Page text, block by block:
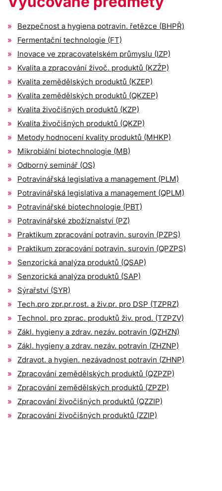
Bezpečnost a hygiena potravin. řetězce (BHPŘ)
Fermentační technologie (FT)
Inovace ve zpracovatelském průmyslu (IZP)
Kvalita a zpracování živoč. produktů (KZŽP)
Kvalita zemědělských produktů (KZEP)
Kvalita zemědělských produktů (QKZEP)
Kvalita živočišných produktů (KZP)
Kvalita živočišných produktů (QKZP)
Metody hodnocení kvality produktů (MHKP)
Mikrobiální biotechnologie (MB)
Odborný seminář (OS)
Potravinářská legislativa a management (PLM)
Potravinářská legislativa a management (QPLM)
Potravinářské biotechnologie (PBT)
Potravinářské zbožíznalství (PZ)
Praktikum zpracování potravin. surovin (PZPS)
Praktikum zpracování potravin. surovin (QPZPS)
Senzorická analýza produktů (QSAP)
Senzorická analýza produktů (SAP)
Sýrařství (SYR)
Tech.pro zpr.pr.rost. a živ.pr. pro DSP (TZPRZ)
Technol. pro zprac. produktů živ. prod. (TZPZV)
Zákl. hygieny a zdrav. nezáv. potravin (QZHZN)
Zákl. hygieny a zdrav. nezáv. potravin (ZHZNP)
Zdravot. a hygien. nezávadnost potravin (ZHNP)
Zpracování zemědělských produktů (QZPZP)
Zpracování zemědělských produktů (ZPZP)
Zpracování živočišných produktů (QZZIP)
Zpracování živočišných produktů (ZZIP)